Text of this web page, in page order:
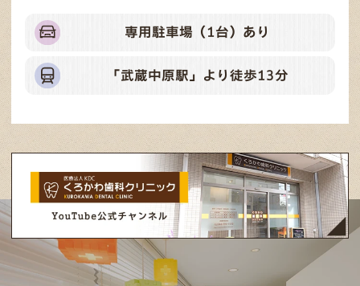
専用駐車場（1台）あり
「武蔵中原駅」より徒歩13分